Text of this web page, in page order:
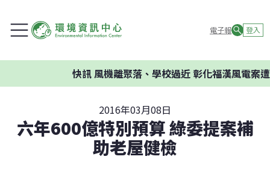
電子報 登入
快訊風機離聚落、學校過近 彰化福漢風電案遭
2016年03月08日
六年600億特別預算 綠委提案補
助老屋健檢